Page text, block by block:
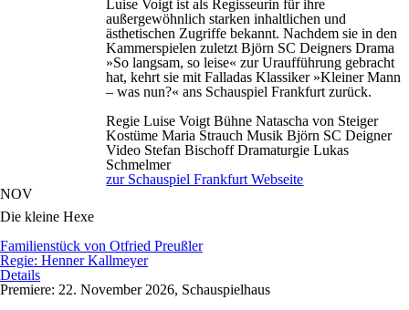
Luise Voigt ist als Regisseurin für ihre
außergewöhnlich starken inhaltlichen und
ästhetischen Zugriffe bekannt. Nachdem sie in den
Kammerspielen zuletzt Björn SC Deigners Drama
»So langsam, so leise« zur Uraufführung gebracht
hat, kehrt sie mit Falladas Klassiker »Kleiner Mann
– was nun?« ans Schauspiel Frankfurt zurück.
RegieLuise VoigtBühne Natascha von Steiger
Kostüme Maria StrauchMusik Björn SC Deigner
Video Stefan BischoffDramaturgie Lukas
Schmelmer
zur Schauspiel Frankfurt Webseite
NOV
Die kleine Hexe
Familienstück von Otfried Preußler
Regie: Henner Kallmeyer
Details
Premiere: 22. November 2026, Schauspielhaus